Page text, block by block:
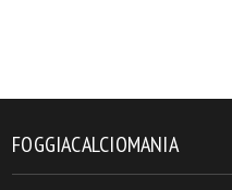
FOGGIACALCIOMANIA